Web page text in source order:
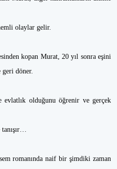
olaylar gelir.
kopan Murat, 20 yıl sonra eşini
geri döner.
evlatlık olduğunu öğrenir ve gerçek
tanışır…
romanında naif bir şimdiki zaman